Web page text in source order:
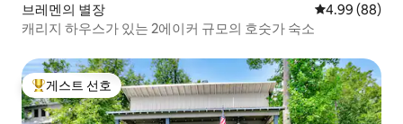
브레멘의 별장 평점 4.99점(5
4.99 (88)
캐리지 하우스가 있는 2에이커 규모의 호숫가 숙소
상위 게스트 선호
게스트 선호